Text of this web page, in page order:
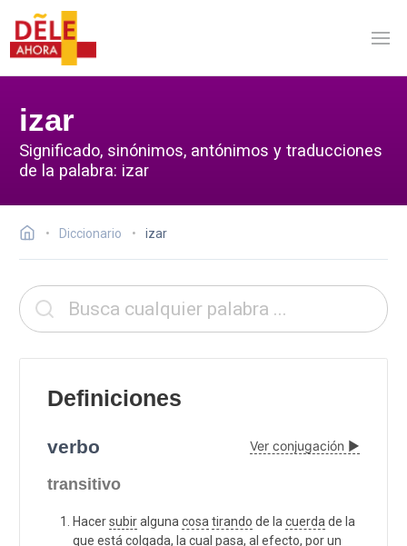
izar
Significado, sinónimos, antónimos y traducciones
de la palabra: izar
Diccionario izar
Definiciones
verbo Ver conjugación ▶
transitivo
Hacersubiralguna cosa tirando de la cuerda de la
que está colgada, la cual pasa, al efecto, por un